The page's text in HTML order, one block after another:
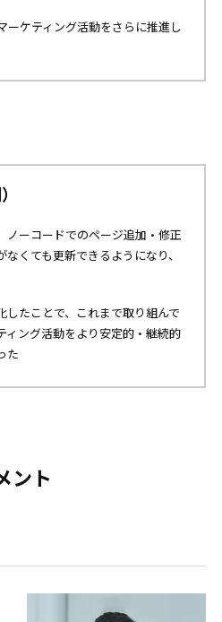
ーケティング活動をさらに推進し
ノーコードでのページ追加・修正
くても更新できるようになり、
したことで、これまで取り組んで
ィング活動をより安定的・継続的
た
ント